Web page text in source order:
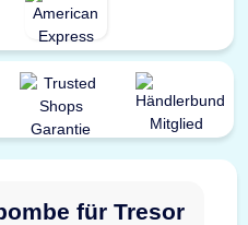
für Tresor